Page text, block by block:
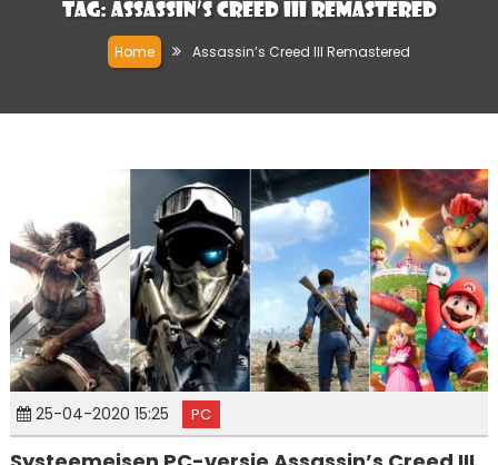
Tag: Assassin’s Creed III Remastered
Home Assassin’s Creed III Remastered
25-04-2020 15:25 PC